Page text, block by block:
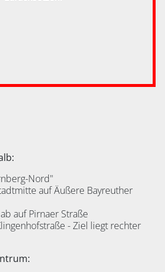
Nord"
auf Äußere Bayreuther
auf Pirnaer Straße
- Ziel liegt rechter